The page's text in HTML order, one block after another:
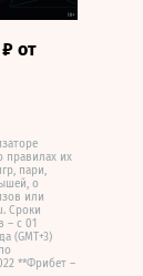
от
правилах их
пари,
о
или
Сроки
– с 01
(GMT+3)
**Фрибет –